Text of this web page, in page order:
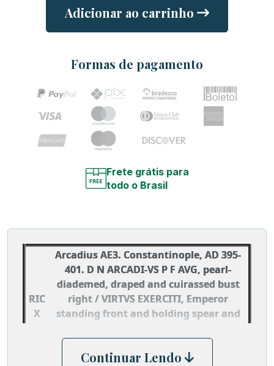
Adicionar ao carrinho
Formas de pagamento
Frete grátis para
todo o Brasil
RIC
X
Arcadius AE3. Constantinople, AD 395-
401. D N ARCADI-VS P F AVG, pearl-
diademed, draped and cuirassed bust
right / VIRTVS EXERCITI, Emperor
standing front and holding spear and
turned right while Victory crowns him
with wreath. Mintmark CONS Δ. LRBC
Continuar Lendo